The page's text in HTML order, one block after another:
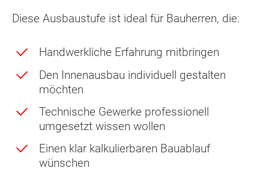
Diese Ausbaustufe ist ideal für Bauherren, die:
Handwerkliche Erfahrung mitbringen
Den Innenausbau individuell gestalten
möchten
Technische Gewerke professionell
umgesetzt wissen wollen
Einen klar kalkulierbaren Bauablauf
wünschen